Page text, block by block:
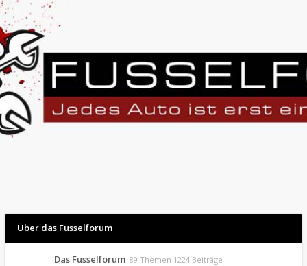
Über das Fusselforum
Das Fusselforum 89 Themen 1224 Beiträge